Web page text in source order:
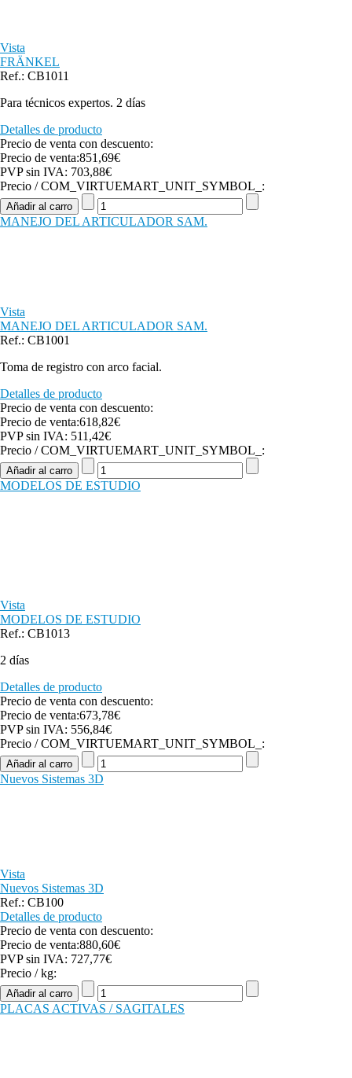
Vista
FRÄNKEL
Ref.: CB1011
Para técnicos expertos. 2 días
Detalles de producto
Precio de venta con descuento:
Precio de venta:851,69€
PVP sin IVA: 703,88€
Precio / COM_VIRTUEMART_UNIT_SYMBOL_:
MANEJO DEL ARTICULADOR SAM.
Vista
MANEJO DEL ARTICULADOR SAM.
Ref.: CB1001
Toma de registro con arco facial.
Detalles de producto
Precio de venta con descuento:
Precio de venta:618,82€
PVP sin IVA: 511,42€
Precio / COM_VIRTUEMART_UNIT_SYMBOL_:
MODELOS DE ESTUDIO
Vista
MODELOS DE ESTUDIO
Ref.: CB1013
2 días
Detalles de producto
Precio de venta con descuento:
Precio de venta:673,78€
PVP sin IVA: 556,84€
Precio / COM_VIRTUEMART_UNIT_SYMBOL_:
Nuevos Sistemas 3D
Vista
Nuevos Sistemas 3D
Ref.: CB100
Detalles de producto
Precio de venta con descuento:
Precio de venta:880,60€
PVP sin IVA: 727,77€
Precio / kg:
PLACAS ACTIVAS / SAGITALES